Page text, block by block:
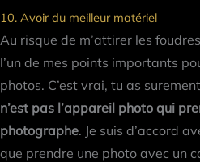
10. Avoir du meilleur matériel
Au risque de m’attirer les
l’un de mes points importants
photos. C’est vrai, tu as
n’est pas l’appareil photo qui
photographe. Je suis d’accord
que prendre une photo avec un